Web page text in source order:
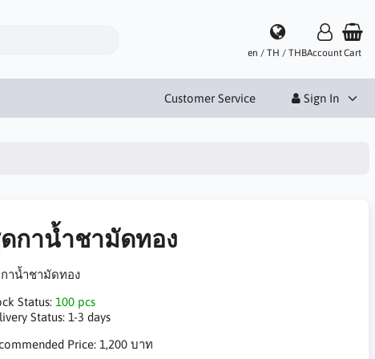
en / TH / THBAccountCart
Customer Service Sign In
กาน้ำชามัดทอง
าน้ำชามัดทอง
Status: 100 pcs
Status: 1-3 days
Price: 1,200 บาท